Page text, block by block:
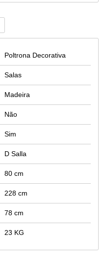
Poltrona Decorativa
Salas
Madeira
Não
Sim
D Salla
80 cm
228 cm
78 cm
23 KG